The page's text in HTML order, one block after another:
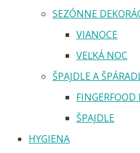
SEZÓNNE
VIANOCE
VEĽKÁ NOC
ŠPAJDLE A
ŠPAJDLE
HYGIENA